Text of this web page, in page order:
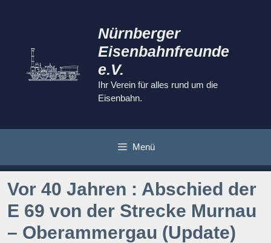
Nürnberger
Eisenbahnfreunde
e.V.
Ihr Verein für alles rund um die
Eisenbahn.
Menü
Vor 40 Jahren : Abschied der
E 69 von der Strecke Murnau
– Oberammergau (Update)